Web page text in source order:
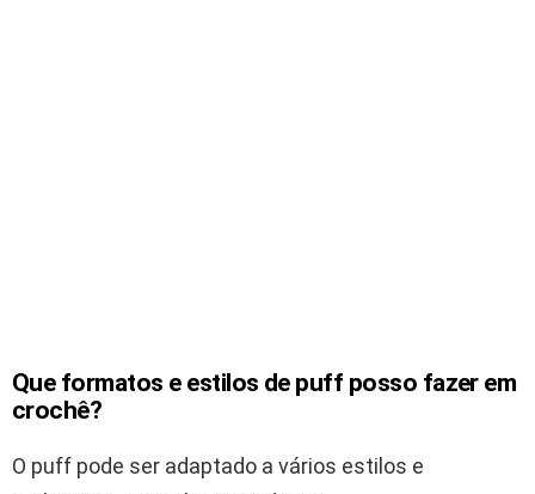
Que formatos e estilos de puff posso fazer em
crochê?
O puff pode ser adaptado a vários estilos e